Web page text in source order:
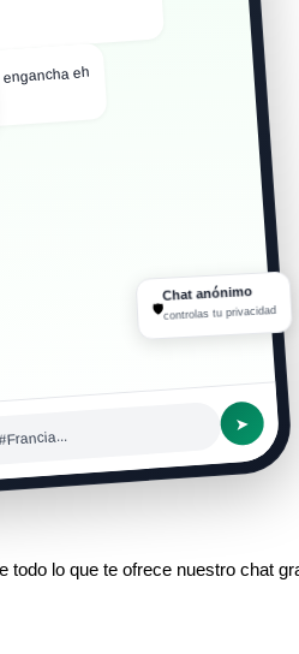
eh
➤
🛡
Chat anónimo
controlas tu privacidad
lo que te ofrece nuestro chat